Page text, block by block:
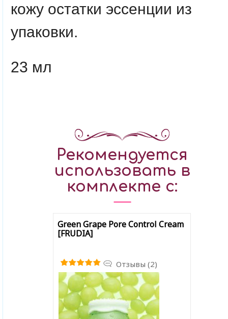
кожу остатки эссенции из
упаковки.
23 мл
Рекомендуется
использовать в
комплекте с:
Green Grape Pore Control Cream
[FRUDIA]
Отзывы (2)